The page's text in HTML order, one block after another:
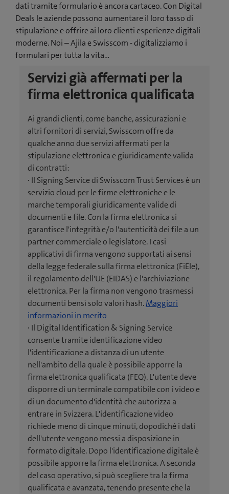
dati tramite formulario è ancora cartaceo. Con Digital
Deals le aziende possono aumentare il loro tasso di
stipulazione e offrire ai loro clienti esperienze digitali
moderne. Noi – Ajila e Swisscom - digitalizziamo i
formulari per tutta la vita…
Servizi già affermati per la
firma elettronica qualificata
Ai grandi clienti, come banche, assicurazioni e
altri fornitori di servizi, Swisscom offre da
qualche anno due servizi affermati per la
stipulazione elettronica e giuridicamente valida
di contratti:
· Il Signing Service di Swisscom Trust Services è un
servizio cloud per le firme elettroniche e le
marche temporali giuridicamente valide di
documenti e file. Con la firma elettronica si
garantisce l'integrità e/o l'autenticità dei file a un
partner commerciale o legislatore. I casi
applicativi di firma vengono supportati ai sensi
della legge federale sulla firma elettronica (FiEle),
il regolamento dell'UE (EIDAS) e l'archiviazione
elettronica. Per la firma non vengono trasmessi
documenti bensì solo valori hash.Maggiori
informazioni in merito
· Il Digital Identification & Signing Service
consente tramite identificazione video
l'identificazione a distanza di un utente
nell'ambito della quale è possibile apporre la
firma elettronica qualificata (FEQ). L'utente deve
disporre di un terminale compatibile con i video e
di un documento d'identità che autorizza a
entrare in Svizzera. L'identificazione video
richiede meno di cinque minuti, dopodiché i dati
dell'utente vengono messi a disposizione in
formato digitale. Dopo l'identificazione digitale è
possibile apporre la firma elettronica. A seconda
del caso operativo, si può scegliere tra la firma
qualificata e avanzata, tenendo presente che la